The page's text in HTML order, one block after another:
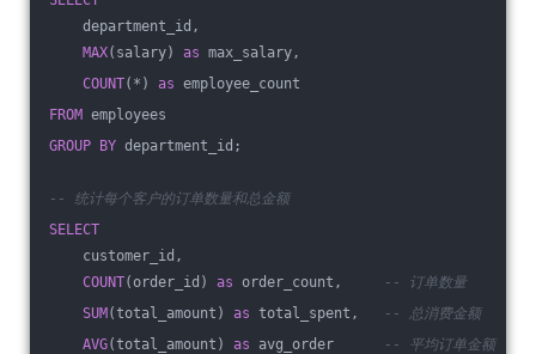
department_id,
MAX(salary) as max_salary,
COUNT(*) as employee_count
FROM employees
GROUP
BY department_id;
-- 统计每个客户的订单数量和总金额
SELECT
customer_id,
COUNT(order_id) as order_count,
-- 订单数量
SUM (total_amount) as total_spent,
-- 总消费金额
AVG(total_amount) as avg_order
-- 平均订单金额